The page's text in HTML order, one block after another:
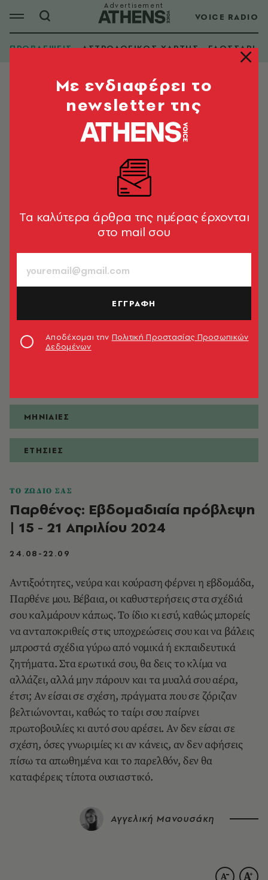
VOICE RADIO
ΠΡΟΒΛΕΨΕΙΣ ΑΣΤΡΟΛΟΓΙΚΟΣ ΧΑΡΤΗΣ ΓΛΩΣΣΑΡΙ
ΠΡΟΒΛΕΨΕΙΣ
ΗΜΕΡΗΣΙΕΣ
ΜΗΝΙΑΙΕΣ
ΕΤΗΣΙΕΣ
ΤΟ ΖΩΔΙΟ ΣΑΣ
Παρθένος: Εβδομαδιαία πρόβλεψη
| 15 - 21 Απριλίου 2024
24.08-22.09
Αντιξοότητες, νεύρα και κούραση φέρνει η εβδομάδα,
Παρθένε μου. Βέβαια, οι καθυστερήσεις στα σχέδιά
σου καλμάρουν κάπως. Το ίδιο κι εσύ, καθώς μπορείς
να ανταποκριθείς στις υποχρεώσεις σου και να βάλεις
μπροστά σχέδια γύρω από νομικά ή εκπαιδευτικά
ζητήματα. Στα ερωτικά σου, θα δεις το κλίμα να
αλλάζει, αλλά μην πάρουν και τα μυαλά σου αέρα,
έτσι; Αν είσαι σε σχέση, πράγματα που σε ζόριζαν
βελτιώνονται, καθώς το ταίρι σου παίρνει
πρωτοβουλίες κι αυτό σου αρέσει. Αν δεν είσαι σε
σχέση, όσες γνωριμίες κι αν κάνεις, αν δεν αφήσεις
πίσω τα απωθημένα και το παρελθόν, δεν θα
καταφέρεις τίποτα ουσιαστικό.
Αγγελική Μανουσάκη
Mε ενδιαφέρει το
newsletter της
Tα καλύτερα άρθρα της ημέρας έρχονται
στο mail σου
ΕΓΓΡΑΦΗ
Αποδέχομαι την Πολιτική Προστασίας Προσωπικών
Δεδομένων